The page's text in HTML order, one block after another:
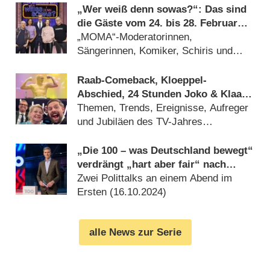
„Wer weiß denn sowas?“: Das sind
die Gäste vom 24. bis 28. Februar
2025
„MOMA“-Moderatorinnen,
Sängerinnen, Komiker, Schiris und
Raab-Comeback, Kloeppel-
Abschied, 24 Stunden Joko & Klaas
und viel Sport: Das deutsche
Fernsehjahr 2024 im Rückblick
Themen, Trends, Ereignisse, Aufreger
und Jubiläen des TV-Jahres
„Die 100 – was Deutschland bewegt“
verdrängt „hart aber fair“ nach
hinten
Zwei Polittalks an einem Abend im
Ersten (16.10.2024)
alle News zur Serie